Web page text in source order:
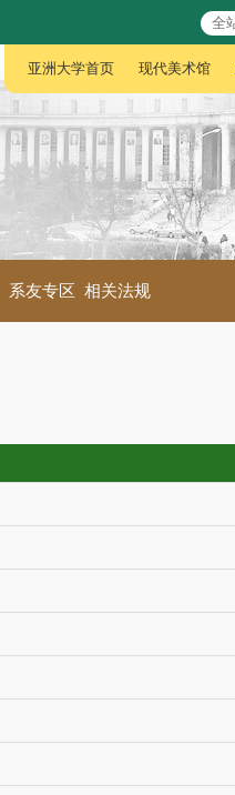
亚洲大学首页 现代美术馆
系友专区 相关法规